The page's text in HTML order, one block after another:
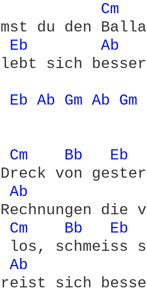
Cm
du den
Eb
Ab
lebt sich
Eb Ab Gm Ab Gm
Cm
Bb
Eb
von
Ab
die
Cm
Bb
Eb
los, schmeiss
Ab